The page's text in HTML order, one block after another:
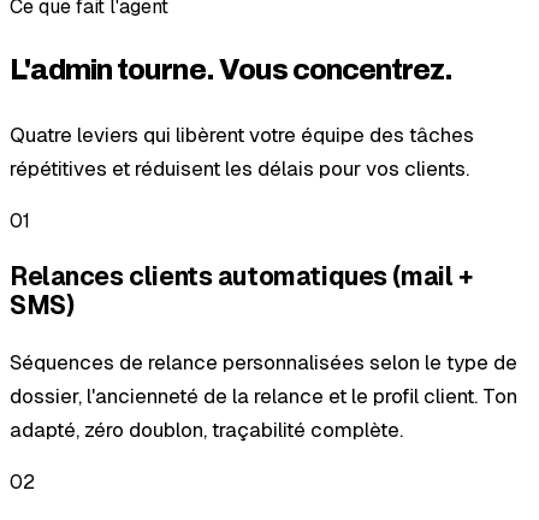
Ce que fait l'agent
L'admin tourne.Vous concentrez.
Quatre leviers qui libèrent votre équipe des tâches
répétitives et réduisent les délais pour vos clients.
01
Relances clients automatiques (mail +
SMS)
Séquences de relance personnalisées selon le type de
dossier, l'ancienneté de la relance et le profil client. Ton
adapté, zéro doublon, traçabilité complète.
02